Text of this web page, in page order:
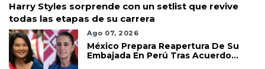
Harry Styles sorprende con un setlist que revive
todas las etapas de su carrera
Ago 07, 2026
México Prepara Reapertura De Su
Embajada En Perú Tras Acuerdo